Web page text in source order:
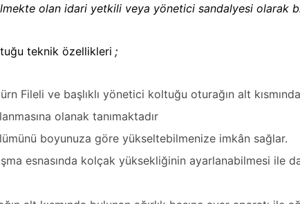
olan idari yetkili veya yönetici sandalyesi olarak
teknik özellikleri ;
Fileli ve başlıklı yönetici koltuğu oturağın alt
olanak tanımaktadır
boyunuza göre yükseltebilmenize imkân sağlar.
esnasında kolçak yüksekliğinin ayarlanabilmesi ile